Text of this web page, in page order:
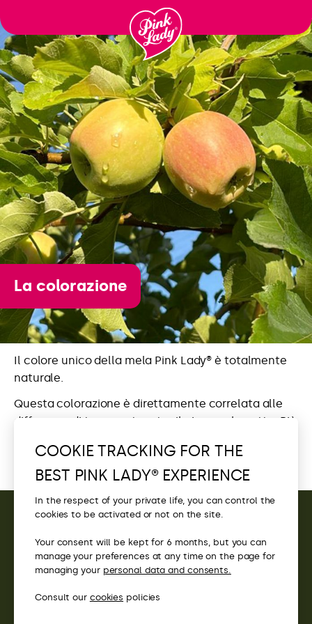
wonderwp_theme
La colorazione
Il colore unico della mela Pink Lady® è totalmente
naturale.
Questa colorazione è direttamente correlata alle
differenze di temperatura tra il giorno e la notte. Più
all’approssimarsi della raccolta, più intenso sarà il
colore della mela.
ACCESS
COOKIE TRACKING FOR THE
BEST PINK LADY® EXPERIENCE
In the respect of your private life, you can control the
cookies to be activated or not on the site.
Your consent will be kept for 6 months, but you can
manage your preferences at any time on the page for
managing your personal data and consents.
Consult our cookies policies